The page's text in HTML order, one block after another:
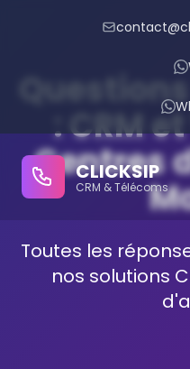
CLICKSIP
CRM & Télécoms
CRM Modules
: CRM
Centres
Toutes les
nos solutions